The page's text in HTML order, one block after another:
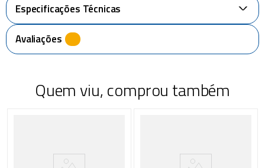
Especificações Técnicas
+
Avaliações
Quem viu, comprou também